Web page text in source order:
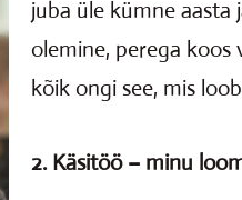
juba üle kümne aasta
olemine, perega
kõik ongi see, mis
2. Käsitöö – minu